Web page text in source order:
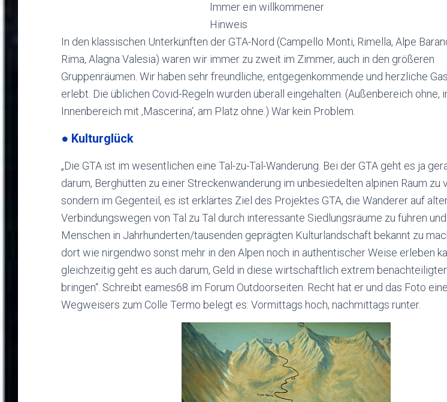
Immer ein willkommener
Hinweis
In den klassischen Unterkünften der GTA-Nord (Campello Monti, Rimella, Alpe
Rima, Alagna Valesia) waren wir immer zu zweit im Zimmer, auch in den größeren
Gruppenräumen. Wir haben sehr freundliche, entgegenkommende und herzliche
erlebt. Die üblichen Covid-Regeln wurden überall eingehalten. (Außenbereich ohne,
Innenbereich mit ‚Mascerina‘, am Platz ohne.) War kein Problem.
● Kulturglück
„Die GTA ist im wesentlichen eine Tal-zu-Tal-Wanderung. Bei der GTA geht es ja
darum, Berghütten zu einer Streckenwanderung im unbesiedelten alpinen Raum zu
sondern im Gegenteil, es ist erklärtes Ziel des Projektes GTA, die Wanderer auf
Verbindungswegen von Tal zu Tal durch interessante Siedlungsräume zu führen
Menschen in Jahrhunderten/tausenden geprägten Kulturlandschaft bekannt zu
dort wie nirgendwo sonst mehr in den Alpen noch in authentischer Weise erleben
gleichzeitig geht es auch darum, Geld in diese wirtschaftlich extrem
bringen“. Schreibt eames68 im Forum Outdoorseiten. Recht hat er und das Foto
Wegweisers zum Colle Termo belegt es: Vormittags hoch, nachmittags runter.